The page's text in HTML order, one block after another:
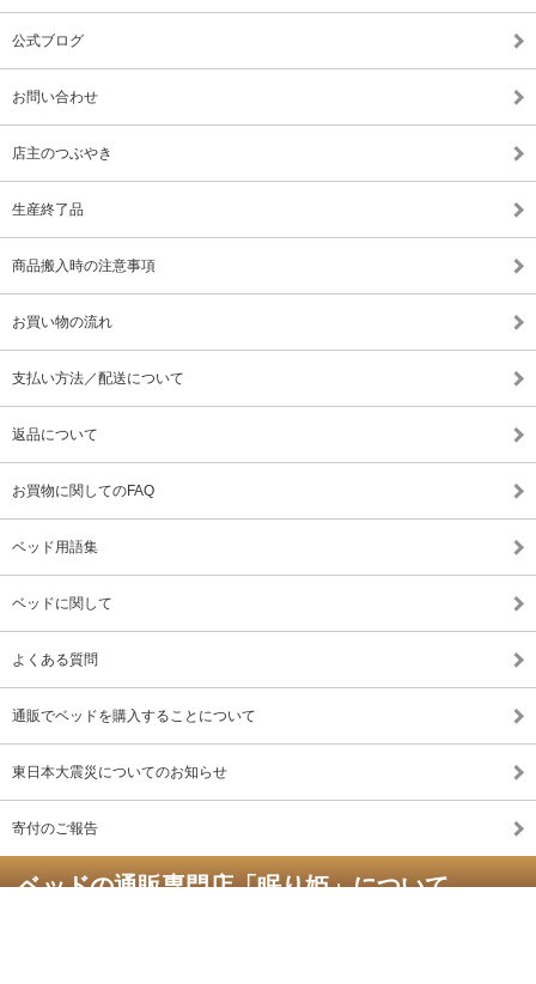
公式ブログ
お問い合わせ
店主のつぶやき
生産終了品
商品搬入時の注意事項
お買い物の流れ
支払い方法／配送について
返品について
お買物に関してのFAQ
ベッド用語集
ベッドに関して
よくある質問
通販でベッドを購入することについて
東日本大震災についてのお知らせ
寄付のご報告
ベッドの通販専門店「眠り姫」について